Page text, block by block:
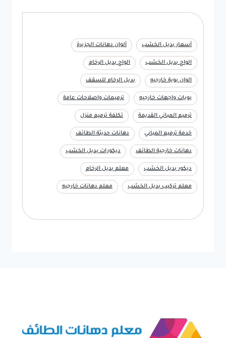
أسعار بديل الخشب ألوان دهانات الجزيرة
الواح بديل الخشب الواح بديل الرخام
الوان بوية خارجيه بديل الرخام للسقف
بويات واجهات خارجيه ترميمات واصلاحات عامة
ترميم المباني القديمة تكلفة ترميم منزل
خدمة ترميم المباني دهانات حديثة الطائف
دهانات خارجية الطائف ديكورات بديل الخشب
ديكور بديل الخشب معلم بديل الرخام
معلم تركيب بديل الخشب معلم دهانات خارجيه